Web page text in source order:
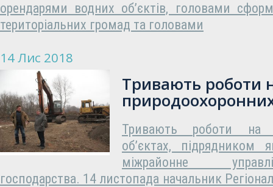
орендарями водних об’єктів, головами
територіальних громад та головами
14 Лис 2018
Тривають роботи
Тривають роботи на
об’єктах, підрядником
міжрайонне
господарства. 14 листопада начальник